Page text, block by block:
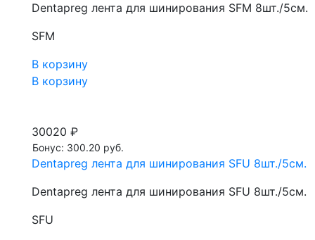
Dentapreg лента для шинирования SFM 8шт./5см.
SFM
В корзину
В корзину
30020 ₽
Бонус: 300.20 руб.
Dentapreg лента для шинирования SFU 8шт./5см.
Dentapreg лента для шинирования SFU 8шт./5см.
SFU